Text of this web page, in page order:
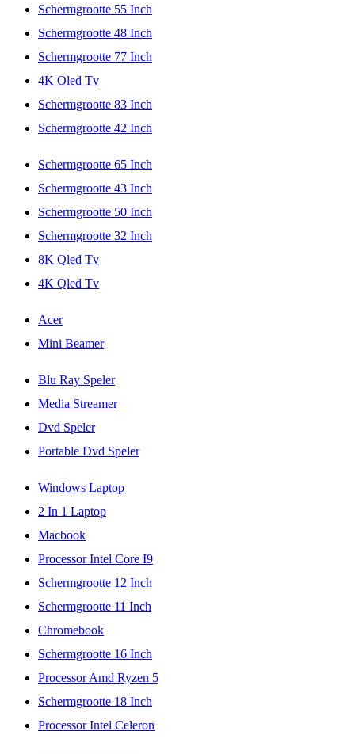
Schermgrootte 55 Inch
Schermgrootte 48 Inch
Schermgrootte 77 Inch
4K Oled Tv
Schermgrootte 83 Inch
Schermgrootte 42 Inch
Schermgrootte 65 Inch
Schermgrootte 43 Inch
Schermgrootte 50 Inch
Schermgrootte 32 Inch
8K Qled Tv
4K Qled Tv
Acer
Mini Beamer
Blu Ray Speler
Media Streamer
Dvd Speler
Portable Dvd Speler
Windows Laptop
2 In 1 Laptop
Macbook
Processor Intel Core I9
Schermgrootte 12 Inch
Schermgrootte 11 Inch
Chromebook
Schermgrootte 16 Inch
Processor Amd Ryzen 5
Schermgrootte 18 Inch
Processor Intel Celeron